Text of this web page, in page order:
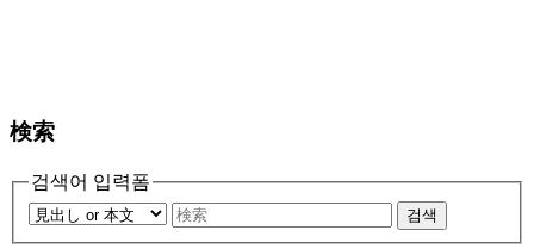
検索
검색어 입력폼
검색